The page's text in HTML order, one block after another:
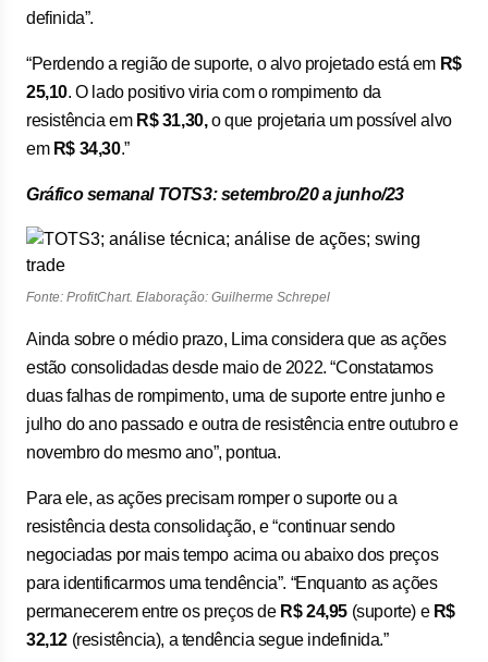
definida”.
“Perdendo a região de suporte, o alvo projetado está em R$
25,10. O lado positivo viria com o rompimento da
resistência em R$ 31,30,o que projetaria um possível alvo
em R$ 34,30.”
Gráfico semanal TOTS3: setembro/20 a junho/23
Fonte: ProfitChart. Elaboração: Guilherme Schrepel
Ainda sobre o médio prazo, Lima considera que as ações
estão consolidadas desde maio de 2022. “Constatamos
duas falhas de rompimento, uma de suporte entre junho e
julho do ano passado e outra de resistência entre outubro e
novembro do mesmo ano”, pontua.
Para ele, as ações precisam romper o suporte ou a
resistência desta consolidação, e “continuar sendo
negociadas por mais tempo acima ou abaixo dos preços
para identificarmos uma tendência”. “Enquanto as ações
permanecerem entre os preços de R$ 24,95 (suporte) e R$
32,12 (resistência), a tendência segue indefinida.”